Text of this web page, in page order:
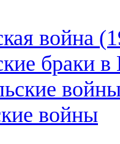
война
браки в
войны